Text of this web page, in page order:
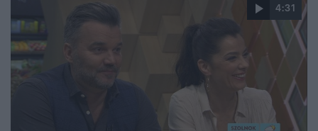
4:31